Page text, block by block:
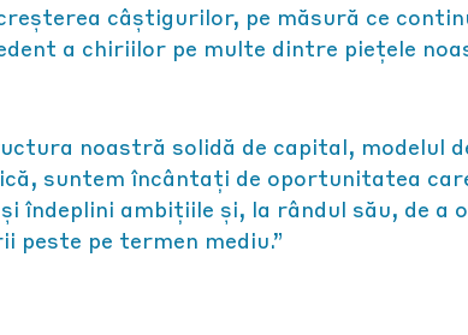
câștigurilor, pe măsură ce
a chiriilor pe multe dintre piețele
noastră solidă de capital, modelul
suntem încântați de oportunitatea
îndeplini ambițiile și, la rândul său, de a
pe termen mediu.”